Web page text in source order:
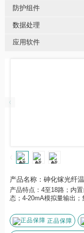
防护组件
数据处理
应用软件
产品名称：砷化镓光纤
产品特点：4至18路；内
态；4-20mA模拟量输出；
正品保障